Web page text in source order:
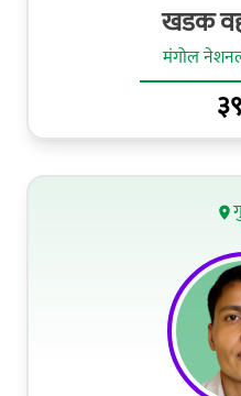
खडक
मंगोल
३९